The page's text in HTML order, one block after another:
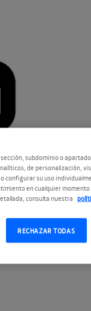
subdominio o
de personalización,
configurar su uso
en cualquier momento
consulta nuestra
RECHAZAR TODAS